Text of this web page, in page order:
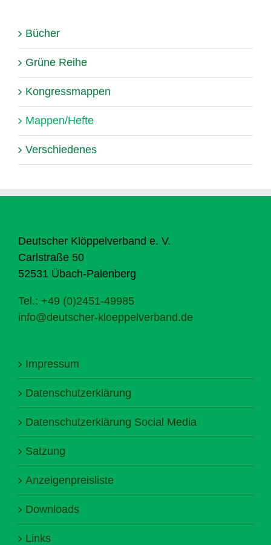
Bücher
Grüne Reihe
Kongressmappen
Mappen/Hefte
Verschiedenes
Deutscher Klöppelverband e. V.
Carlstraße 50
52531 Übach-Palenberg
Tel.: +49 (0)2451-49985
info@deutscher-kloeppelverband.de
Impressum
Datenschutzerklärung
Datenschutzerklärung Social Media
Satzung
Anzeigenpreisliste
Downloads
Links